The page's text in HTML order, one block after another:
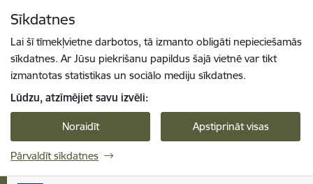
Sīkdatnes
Lai šī tīmekļvietne darbotos, tā izmanto obligāti nepieciešamās
sīkdatnes. Ar Jūsu piekrišanu papildus šajā vietnē var tikt
izmantotas statistikas un sociālo mediju sīkdatnes.
Lūdzu, atzīmējiet savu izvēli:
Noraidīt Apstiprināt visas
Pārvaldīt sīkdatnes